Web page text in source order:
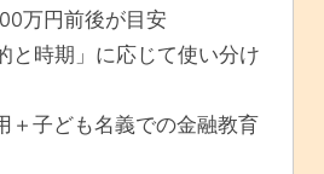
万円前後が目安
と時期」に応じて使い分け
＋子ども名義での金融教育